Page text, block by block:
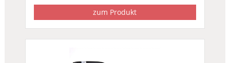
zum Produkt